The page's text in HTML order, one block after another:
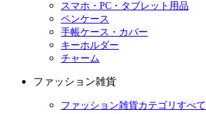
スマホ・PC・タブレット用品
ペンケース
手帳ケース・カバー
キーホルダー
チャーム
ファッション雑貨
ファッション雑貨カテゴリすべて